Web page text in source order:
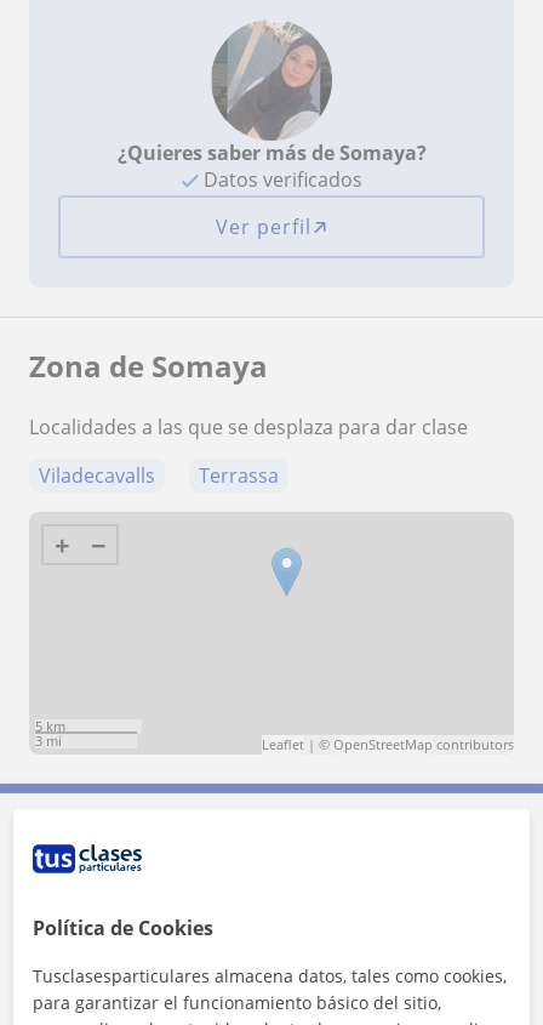
¿Quieres saber más de Somaya?
Datos verificados
Ver perfil
Zona de Somaya
Localidades a las que se desplaza para dar clase
Viladecavalls
Terrassa
+ −
5 km
3 mi
Leaflet | © OpenStreetMap contributors
Contacta con Somaya
Tarifa
1ª clase gratis
Política de Cookies
Tusclasesparticulares almacena datos, tales como cookies,
para garantizar el funcionamiento básico del sitio,